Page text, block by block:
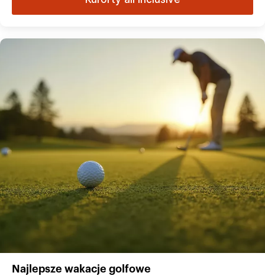
Najlepsze wakacje golfowe